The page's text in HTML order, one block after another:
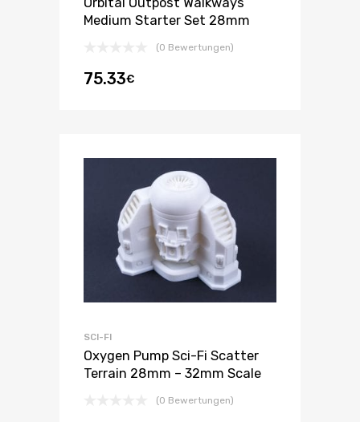
Medium Starter Set 28mm
(0 Bewertungen)
75.33€
SCI-FI
Oxygen Pump Sci-Fi Scatter
Terrain 28mm – 32mm Scale
(0 Bewertungen)